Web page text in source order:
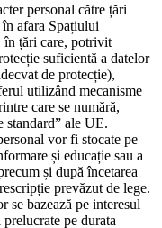
personal către țări
afara Spațiului
în țări care, potrivit
suficientă a datelor
de protecție),
utilizând mecanisme
care se numără,
standard” ale UE.
vor fi stocate pe
și educație sau a
și după încetarea
prevăzut de lege.
se bazează pe interesul
pe durata